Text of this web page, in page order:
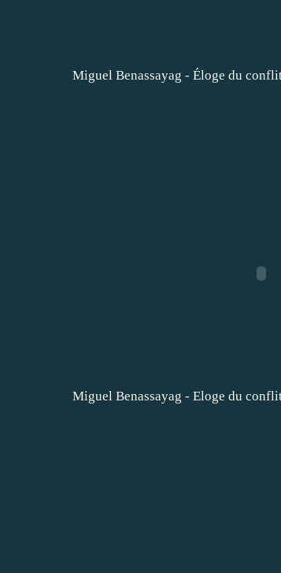
Miguel Benassayag - Éloge du
Miguel Benassayag - Eloge du